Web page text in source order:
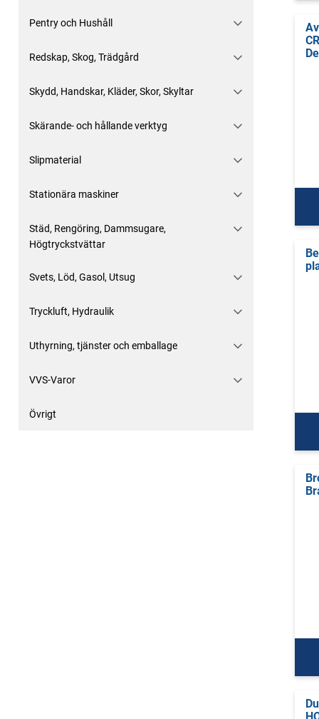
Pentry och Hushåll
Redskap, Skog, Trädgård
Skydd, Handskar, Kläder, Skor, Skyltar
Skärande- och hållande verktyg
Slipmaterial
Stationära maskiner
Städ, Rengöring, Dammsugare,
Högtryckstvättar
Svets, Löd, Gasol, Utsug
Tryckluft, Hydraulik
Uthyrning, tjänster och emballage
VVS-Varor
Övrigt